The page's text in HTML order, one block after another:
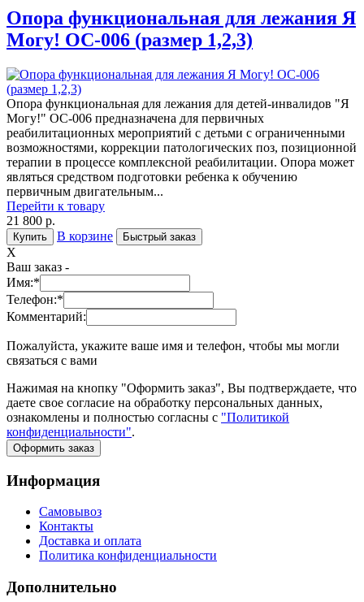
Опора функциональная для лежания Я
Могу! ОС-006 (размер 1,2,3)
Опора функциональная для лежания для детей-инвалидов "Я
Могу!" ОС-006 предназначена для первичных
реабилитационных мероприятий с детьми с ограниченными
возможностями, коррекции патологических поз, позиционной
терапии в процессе комплексной реабилитации. Опора может
являться средством подготовки ребенка к обучению
первичным двигательным...
Перейти к товару
21 800 р.
Купить В корзине Быстрый заказ
X
Ваш заказ -
Имя:*
Телефон:*
Комментарий:
Пожалуйста, укажите ваше имя и телефон, чтобы мы могли
связаться с вами
Нажимая на кнопку "Оформить заказ", Вы подтверждаете, что
даете свое согласие на обработку персональных данных,
ознакомлены и полностью согласны с "Политикой
конфиденциальности".
Оформить заказ
Информация
Самовывоз
Контакты
Доставка и оплата
Политика конфиденциальности
Дополнительно